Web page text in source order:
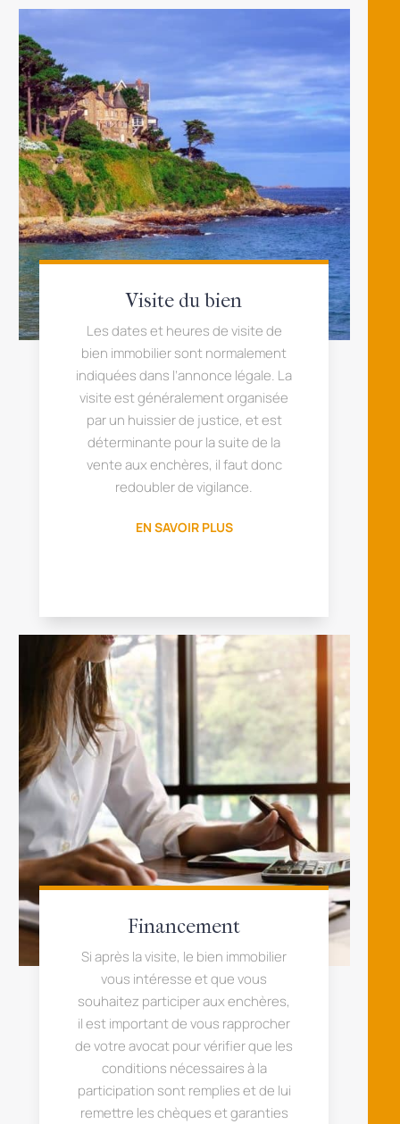
Visite du bien
Les dates et heures de visite de
bien immobilier sont normalement
indiquées dans l’annonce légale. La
visite est généralement organisée
par un huissier de justice, et est
déterminante pour la suite de la
vente aux enchères, il faut donc
redoubler de vigilance.
EN SAVOIR PLUS
Financement
Si après la visite, le bien immobilier
vous intéresse et que vous
souhaitez participer aux enchères,
il est important de vous rapprocher
de votre avocat pour vérifier que les
conditions nécessaires à la
participation sont remplies et de lui
remettre les chèques et garanties